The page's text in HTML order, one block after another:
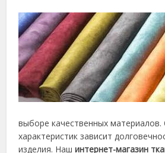
выборе качественных материалов.
характеристик зависит
изделия. Нашинтернет-магазин